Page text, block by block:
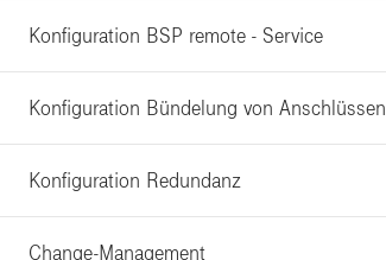
Konfiguration BSP remote - Service
Konfiguration Bündelung von Anschlüssen
Konfiguration Redundanz
Change-Management